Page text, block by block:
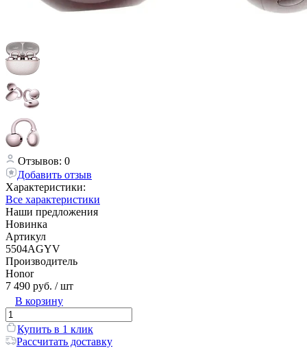
Отзывов: 0
Добавить отзыв
Характеристики:
Все характеристики
Наши предложения
Новинка
Артикул
5504AGYV
Производитель
Honor
7 490 руб. / шт
В корзину
Купить в 1 клик
Рассчитать доставку